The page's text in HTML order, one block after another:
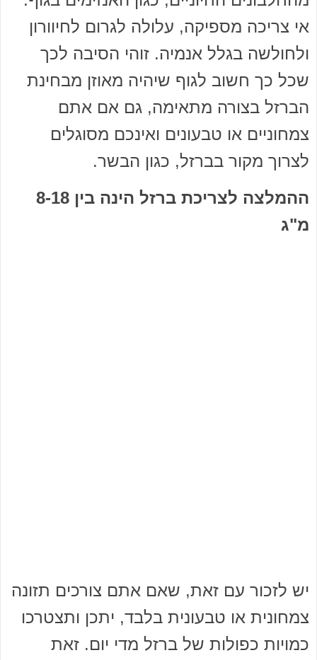
אי צריכה מספיקה, עלולה לגרום לחיוורון
ולחולשה בגלל אנמיה. זוהי הסיבה לכך
שכל כך חשוב לגוף שיהיה מאוזן מבחינת
הברזל בצורה מתאימה, גם אם אתם
צמחוניים או טבעונים ואינכם מסוגלים
לצרוך מקור בברזל, כגון הבשר.
ההמלצה לצריכת ברזל הינה בין 8-18
מ"ג
יש לזכור עם זאת, שאם אתם צורכים תזונה
צמחונית או טבעונית בלבד, יתכן ותצטרכו
כמויות כפולות של ברזל מדי יום. זאת